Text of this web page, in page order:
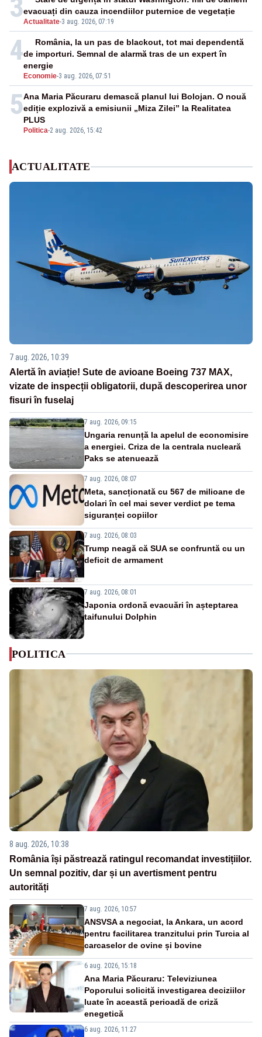
3Actualitate-3 aug. 2026, 07:19
evacuați din cauza incendiilor puternice de vegetație
4
Economie-3 aug. 2026, 07:51
România, la un pas de blackout, tot mai dependentă
de importuri. Semnal de alarmă tras de un expert în
energie
5
Politica-2 aug. 2026, 15:42
Ana Maria Păcuraru demască planul lui Bolojan. O nouă
ediție explozivă a emisiunii „Miza Zilei” la Realitatea
PLUS
ACTUALITATE
7 aug. 2026, 10:39
Alertă în aviație! Sute de avioane Boeing 737 MAX,
vizate de inspecții obligatorii, după descoperirea unor
fisuri în fuselaj
7 aug. 2026, 09:15
Ungaria renunță la apelul de economisire
a energiei. Criza de la centrala nucleară
Paks se atenuează
7 aug. 2026, 08:07
Meta, sancționată cu 567 de milioane de
dolari în cel mai sever verdict pe tema
siguranței copiilor
7 aug. 2026, 08:03
Trump neagă că SUA se confruntă cu un
deficit de armament
7 aug. 2026, 08:01
Japonia ordonă evacuări în așteptarea
taifunului Dolphin
POLITICA
8 aug. 2026, 10:38
România își păstrează ratingul recomandat investițiilor.
Un semnal pozitiv, dar și un avertisment pentru
autorități
7 aug. 2026, 10:57
ANSVSA a negociat, la Ankara, un acord
pentru facilitarea tranzitului prin Turcia al
carcaselor de ovine și bovine
6 aug. 2026, 15:18
Ana Maria Păcuraru: Televiziunea
Poporului solicită investigarea deciziilor
luate în această perioadă de criză
enegetică
6 aug. 2026, 11:27